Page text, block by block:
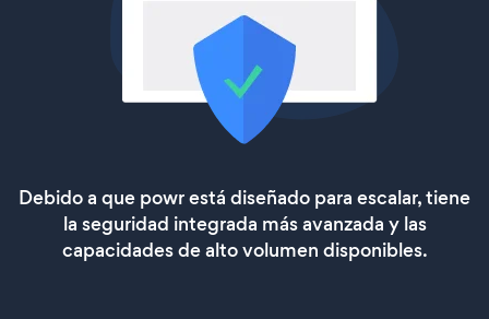
Debido a que powr está diseñado para escalar, tiene
la seguridad integrada más avanzada y las
capacidades de alto volumen disponibles.